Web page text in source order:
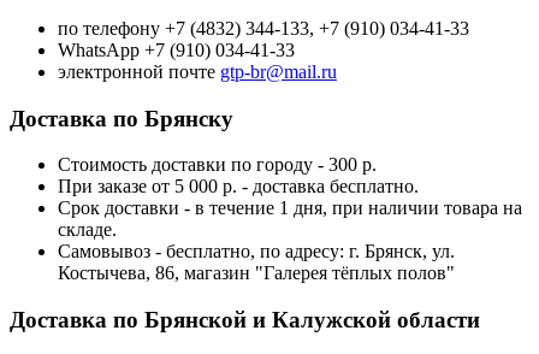
по телефону +7 (4832) 344-133, +7 (910) 034-41-33
WhatsApp +7 (910) 034-41-33
электронной почте gtp-br@mail.ru
Доставка по Брянску
Стоимость доставки по городу - 300 р.
При заказе от 5 000 р. - доставка бесплатно.
Срок доставки - в течение 1 дня, при наличии товара на
складе.
Самовывоз - бесплатно, по адресу: г. Брянск, ул.
Костычева, 86, магазин "Галерея тёплых полов"
Доставка по Брянской и Калужской области